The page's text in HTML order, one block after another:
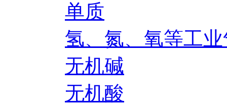
单质
氢、氮、氧等工
无机碱
无机酸